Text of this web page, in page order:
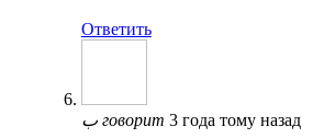
Ответить
ب говорит 3 года тому назад